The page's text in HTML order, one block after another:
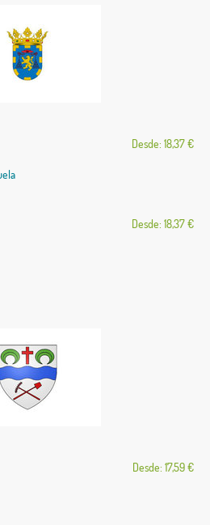
Desde: 18,37 €
Desde: 18,37 €
Desde: 17,59 €